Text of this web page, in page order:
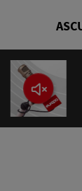
18:00
FM